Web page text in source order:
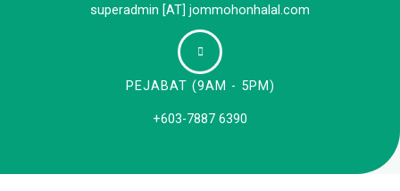
superadmin [AT] jommohonhalal.com
PEJABAT (9AM - 5PM)
+603-7887 6390